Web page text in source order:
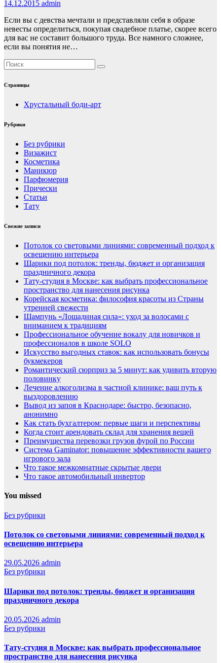
14.12.2015 admin
Если вы с девства мечтали и представляли себя в образе
невесты определиться, покупая свадебное платье, скорее всего
для вас не составит большого труда. Все намного сложнее,
если вы понятия не…
Страницы
Хрустальный боди-арт
Рубрики
Без рубрики
Визажист
Косметика
Маникюр
Парфюмерия
Прически
Статьи
Тату
Свежие записи
Потолок со световыми линиями: современный подход к
освещению интерьера
Шарики под потолок: тренды, бюджет и организация
праздничного декора
Тату-студия в Москве: как выбрать профессиональное
пространство для нанесения рисунка
Корейская косметика: философия красоты из Страны
утренней свежести
Шампунь «Лошадиная сила»: уход за волосами с
вниманием к традициям
Профессиональное обучение вокалу для новичков и
профессионалов в школе SOLO
Искусство выгодных ставок: как использовать бонусы
букмекеров
Романтический сюрприз за 5 минут: как удивить вторую
половинку
Лечение алкоголизма в частной клинике: ваш путь к
выздоровлению
Вывод из запоя в Краснодаре: быстро, безопасно,
анонимно
Как стать бухгалтером: первые шаги и перспективы
Когда стоит арендовать склад для хранения вещей
Преимущества перевозки грузов фурой по России
Система Gaminator: повышение эффективности вашего
игрового зала
Что такое межкомнатные скрытые двери
Что такое автомобильный инвертор
You missed
Без рубрики
Потолок со световыми линиями: современный подход к
освещению интерьера
29.05.2026 admin
Без рубрики
Шарики под потолок: тренды, бюджет и организация
праздничного декора
20.05.2026 admin
Без рубрики
Тату-студия в Москве: как выбрать профессиональное
пространство для нанесения рисунка